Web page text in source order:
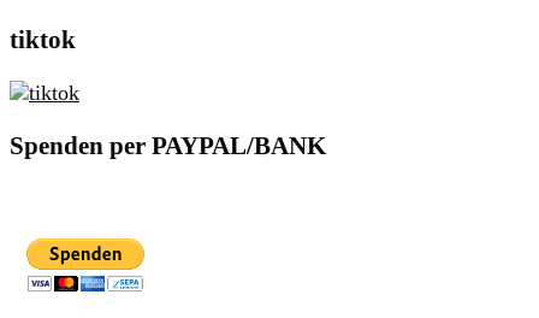
tiktok
Spenden per PAYPAL/BANK